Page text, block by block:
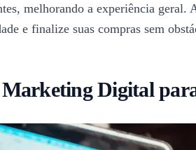
melhorando a experiência
e finalize suas compras sem
Digital